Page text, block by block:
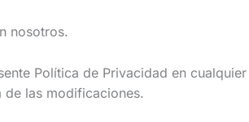
nosotros.
Política de Privacidad en
las modificaciones.